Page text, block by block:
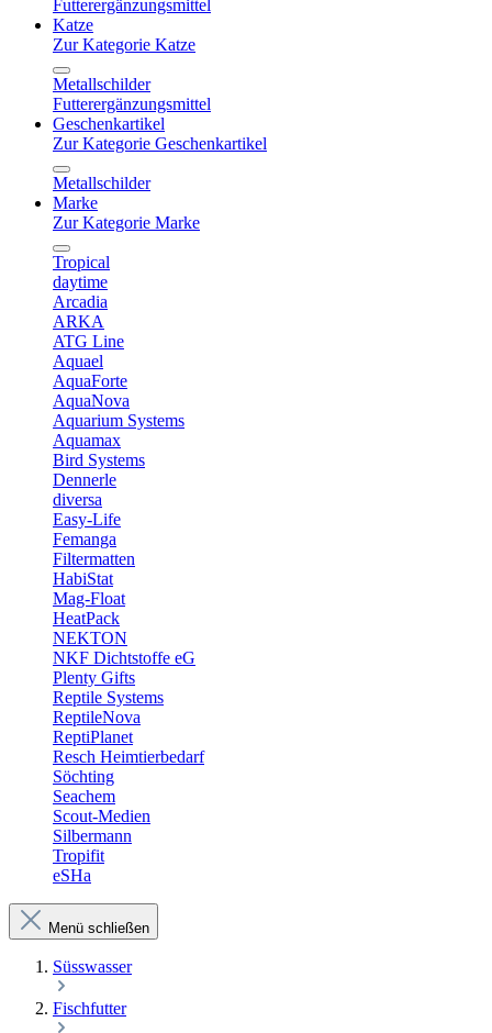
Futterergänzungsmittel
Katze
Zur Kategorie Katze
Metallschilder
Futterergänzungsmittel
Geschenkartikel
Zur Kategorie Geschenkartikel
Metallschilder
Marke
Zur Kategorie Marke
Tropical
daytime
Arcadia
ARKA
ATG Line
Aquael
AquaForte
AquaNova
Aquarium Systems
Aquamax
Bird Systems
Dennerle
diversa
Easy-Life
Femanga
Filtermatten
HabiStat
Mag-Float
HeatPack
NEKTON
NKF Dichtstoffe eG
Plenty Gifts
Reptile Systems
ReptileNova
ReptiPlanet
Resch Heimtierbedarf
Söchting
Seachem
Scout-Medien
Silbermann
Tropifit
eSHa
Menü schließen
Süsswasser
Fischfutter